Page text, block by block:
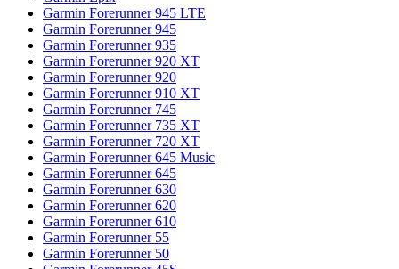
Garmin Forerunner 945 LTE
Garmin Forerunner 945
Garmin Forerunner 935
Garmin Forerunner 920 XT
Garmin Forerunner 920
Garmin Forerunner 910 XT
Garmin Forerunner 745
Garmin Forerunner 735 XT
Garmin Forerunner 720 XT
Garmin Forerunner 645 Music
Garmin Forerunner 645
Garmin Forerunner 630
Garmin Forerunner 620
Garmin Forerunner 610
Garmin Forerunner 55
Garmin Forerunner 50